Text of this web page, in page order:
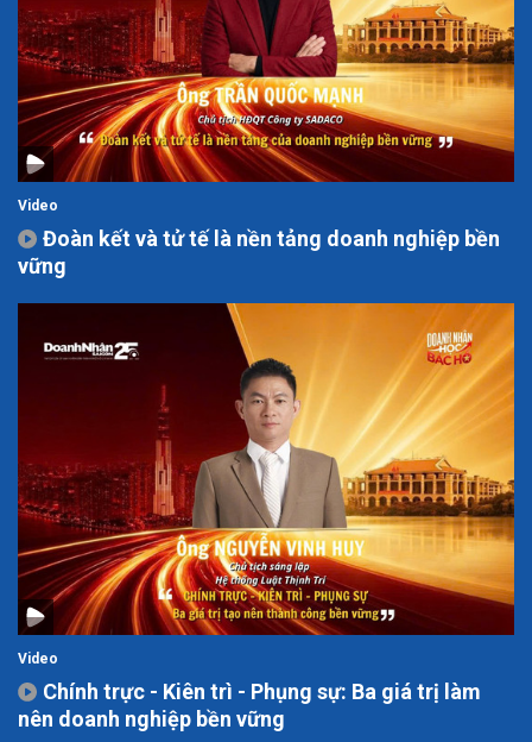
Video
Đoàn kết và tử tế là nền tảng doanh nghiệp bền
vững
Video
Chính trực - Kiên trì - Phụng sự: Ba giá trị làm
nên doanh nghiệp bền vững